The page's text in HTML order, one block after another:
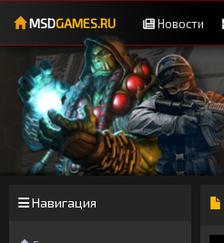
MSDGAMES.RU Новости
Навигация